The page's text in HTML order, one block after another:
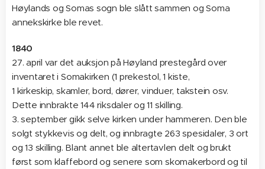
Høylands og Somas sogn ble slått sammen og Soma
annekskirke ble revet.
1840
27. april var det auksjon på Høyland prestegård over
inventaret i Somakirken (1 prekestol, 1 kiste,
1 kirkeskip, skamler, bord, dører, vinduer, takstein osv.
Dette innbrakte 144 riksdaler og 11 skilling.
3. september gikk selve kirken under hammeren. Den ble
solgt stykkevis og delt, og innbragte 263 spesidaler, 3 ort
og 13 skilling. Blant annet ble altertavlen delt og brukt
først som klaffebord og senere som skomakerbord og til